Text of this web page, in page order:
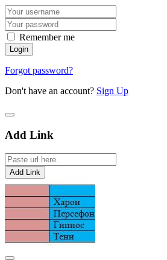
Remember me
Forgot password?
Don't have an account? Sign Up
Add Link
Add Link